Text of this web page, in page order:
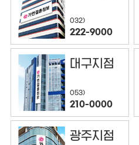
032)
222-9000
대구지점
053)
210-0000
광주지점